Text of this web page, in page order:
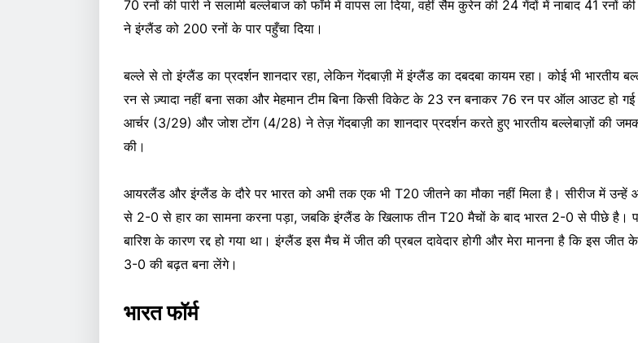
70 रनों की पारी ने सलामी बल्लेबाज को फॉर्म में वापस ला दिया, वहीं सैम कुरेन की 24 गेंदों में नाबाद 41 रनों की
ने इंग्लैंड को 200 रनों के पार पहुँचा दिया।
बल्ले से तो इंग्लैंड का प्रदर्शन शानदार रहा, लेकिन गेंदबाज़ी में इंग्लैंड का दबदबा कायम रहा। कोई भी भारतीय
रन से ज़्यादा नहीं बना सका और मेहमान टीम बिना किसी विकेट के 23 रन बनाकर 76 रन पर ऑल आउट हो
आर्चर (3/29) और जोश टोंग (4/28) ने तेज़ गेंदबाज़ी का शानदार प्रदर्शन करते हुए भारतीय बल्लेबाज़ों की
की।
आयरलैंड और इंग्लैंड के दौरे पर भारत को अभी तक एक भी T20 जीतने का मौका नहीं मिला है। सीरीज में
से 2-0 से हार का सामना करना पड़ा, जबकि इंग्लैंड के खिलाफ तीन T20 मैचों के बाद भारत 2-0 से पीछे है।
बारिश के कारण रद्द हो गया था। इंग्लैंड इस मैच में जीत की प्रबल दावेदार होगी और मेरा मानना है कि इस जीत
3-0 की बढ़त बना लेंगे।
भारत फॉर्म